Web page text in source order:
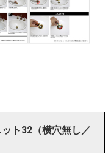
ト32（横穴無し／